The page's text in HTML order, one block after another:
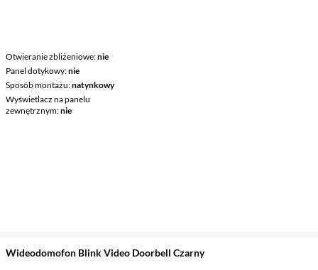
Otwieranie zbliżeniowe nie
Panel dotykowy nie
Sposób montażu natynkowy
Wyświetlacz na panelu
zewnętrznym nie
Wideodomofon Blink Video Doorbell Czarny